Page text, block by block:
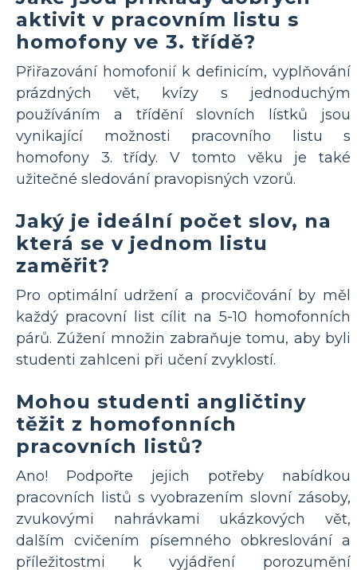
aktivit v pracovním listu s
homofony ve 3. třídě?
Přiřazování homofonií k definicím, vyplňování
prázdných vět, kvízy s jednoduchým
používáním a třídění slovních lístků jsou
vynikající možnosti pracovního listu s
homofony 3. třídy. V tomto věku je také
užitečné sledování pravopisných vzorů.
Jaký je ideální počet slov, na
která se v jednom listu
zaměřit?
Pro optimální udržení a procvičování by měl
každý pracovní list cílit na 5-10 homofonních
párů. Zúžení množin zabraňuje tomu, aby byli
studenti zahlceni při učení zvyklostí.
Mohou studenti angličtiny
těžit z homofonních
pracovních listů?
Ano! Podpořte jejich potřeby nabídkou
pracovních listů s vyobrazením slovní zásoby,
zvukovými nahrávkami ukázkových vět,
dalším cvičením písemného obkreslování a
příležitostmi k vyjádření porozumění